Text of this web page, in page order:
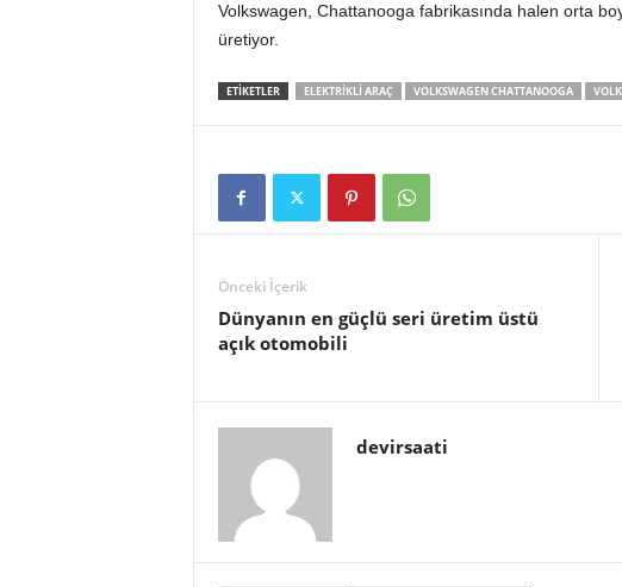
Volkswagen, Chattanooga fabrikasında halen orta
üretiyor.
ETIKETLER ELEKTRIKLI ARAÇ VOLKSWAGEN CHATTANOOGA
Önceki İçerik
Dünyanın en güçlü seri üretim üstü
açık otomobili
devirsaati